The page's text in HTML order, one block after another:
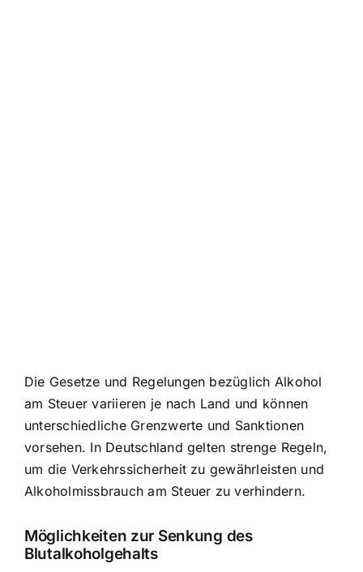
Die Gesetze und Regelungen bezüglich Alkohol
am Steuer variieren je nach Land und können
unterschiedliche Grenzwerte und Sanktionen
vorsehen. In Deutschland gelten strenge Regeln,
um die Verkehrssicherheit zu gewährleisten und
Alkoholmissbrauch am Steuer zu verhindern.
Möglichkeiten zur Senkung des
Blutalkoholgehalts